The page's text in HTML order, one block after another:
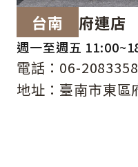
台南 府連店
週一至週五
電話：06-2083358
地址：臺南市東區